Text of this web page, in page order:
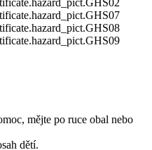
mějte po ruce obal nebo
dětí.